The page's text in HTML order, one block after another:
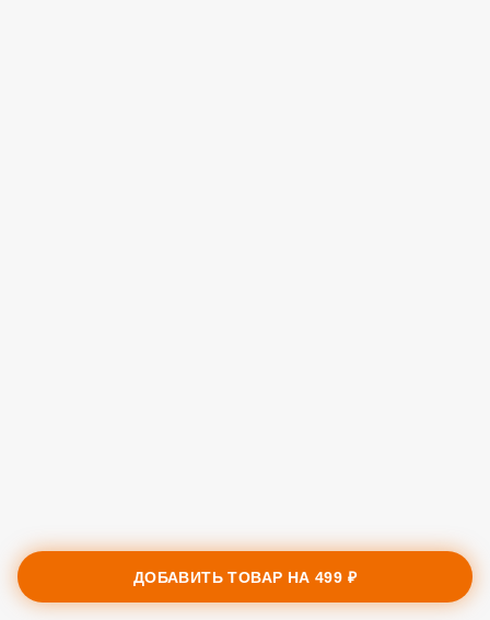
ДОБАВИТЬ ТОВАР НА499 ₽